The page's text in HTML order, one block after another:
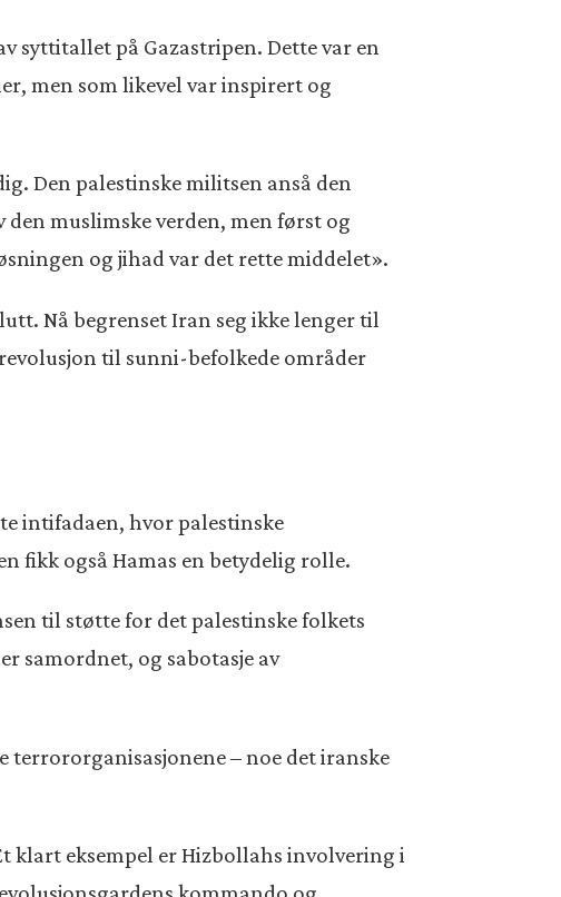
syttitallet på Gazastripen. Dette var en
men som likevel var inspirert og
Den palestinske militsen anså den
den muslimske verden, men først og
og jihad var det rette middelet».
Nå begrenset Iran seg ikke lenger til
til sunni-befolkede områder
intifadaen, hvor palestinske
fikk også Hamas en betydelig rolle.
til støtte for det palestinske folkets
samordnet, og sabotasje av
– noe det iranske
klart eksempel er Hizbollahs involvering i